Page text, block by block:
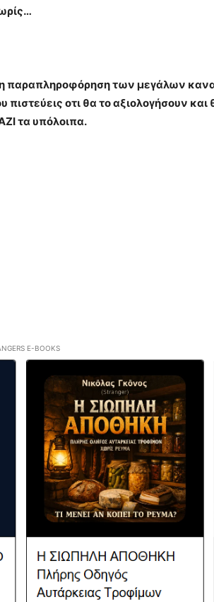
παραπληροφόρηση των μεγάλων
οτι θα το αξιολογήσουν
τα υπόλοιπα.
E-BOOKS